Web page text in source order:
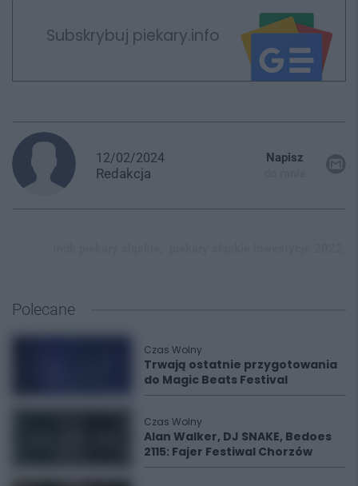
Subskrybuj piekary.info
12/02/2024
Redakcja
Napisz
Polecane
Czas Wolny
Trwają ostatnie przygotowania
do Magic Beats Festival
Czas Wolny
Alan Walker, DJ SNAKE, Bedoes
2115: Fajer Festiwal Chorzów